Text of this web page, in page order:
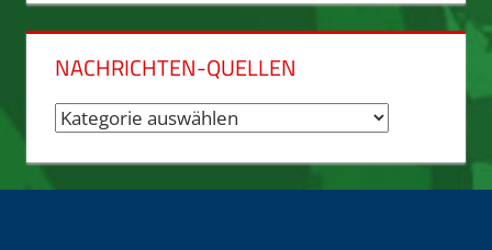
NACHRICHTEN-QUELLEN
Nachrichten-